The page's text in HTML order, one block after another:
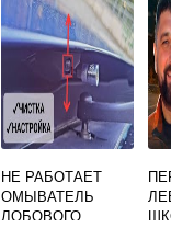
НЕ РАБОТАЕТ
ОМЫВАТЕЛЬ
ЛОБОВОГО